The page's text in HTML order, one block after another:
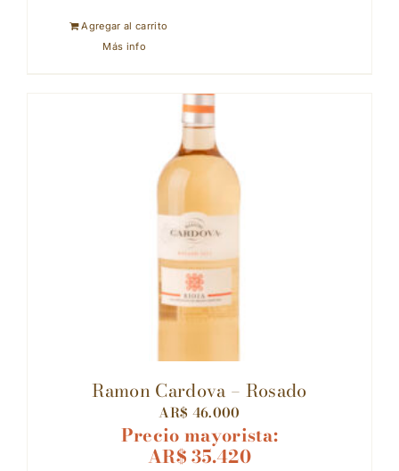
Agregar al carrito
Más info
Ramon Cardova – Rosado
AR$ 46.000
Precio mayorista:
AR$35.420